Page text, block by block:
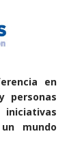
en
personas
mundo